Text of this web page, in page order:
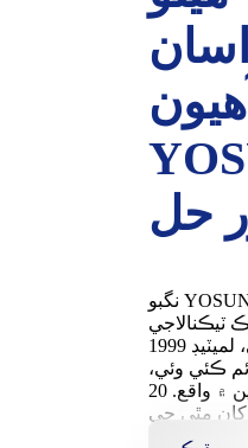
اسان
آهيون
حل
نگبو YOSUN
ٽيڪنالاجي
ڪمپني، لميٽيڊ 1999
ڪئي وئي،
نگبو، چين ۾ واقع. 20
مٿي جي
ترقي ۽